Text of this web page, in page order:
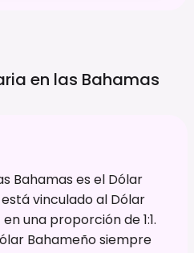
en las Bahamas
Bahamas es el Dólar
vinculado al Dólar
una proporción de 1:1.
Bahameño siempre